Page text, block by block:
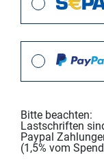
Bitte beachten:
Lastschriften
Paypal
(1,5% vom